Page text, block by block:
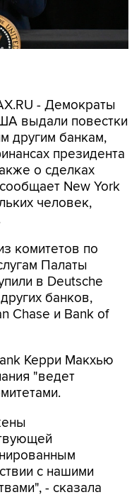
- Демократы
выдали повестки
другим банкам,
президента
о сделках
New York
человек,
комитетов по
Палаты
в Deutsche
банков,
Chase и Bank of
Керри Макхью
"ведет
с нашими
- сказала